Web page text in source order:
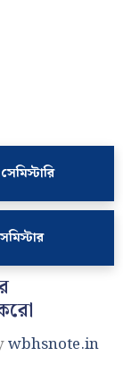
wbhsnote.in